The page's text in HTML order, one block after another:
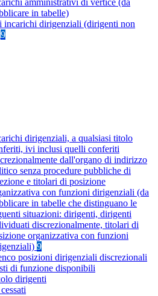
amministrativi di vertice (da
in tabelle)
incarichi dirigenziali (dirigenti non
9
dirigenziali, a qualsiasi titolo
ivi inclusi quelli conferiti
dall'organo di indirizzo
senza procedure pubbliche di
e titolari di posizione
con funzioni dirigenziali (da
in tabelle che distinguano le
situazioni: dirigenti, dirigenti
discrezionalmente, titolari di
organizzativa con funzioni
9
posizioni dirigenziali discrezionali
di funzione disponibili
dirigenti